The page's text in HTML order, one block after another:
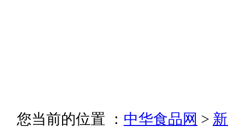
您当前的位置 ： 中华食品网 >